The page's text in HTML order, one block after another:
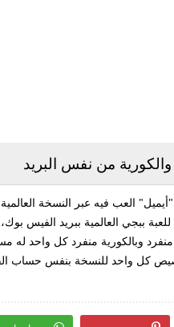
من نفس البريد
العب فيه عبر النسخة
ببجي العالمية ببريد
وبالكورية منفرد كل واحد له
واحد للنسخة بنفس حساب